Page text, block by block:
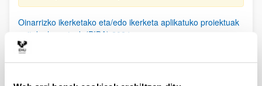
Oinarrizko ikerketako eta/edo ikerketa aplikatuko proiektuak
egiteko laguntzak (PIBA) 2024
Deialdia argitaratu da